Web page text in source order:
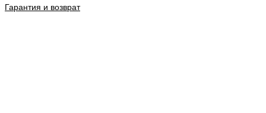
Гарантия и возврат